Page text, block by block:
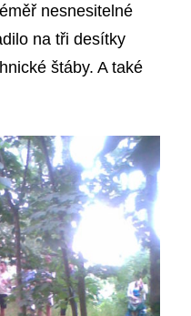
nesnesitelné
na tři desítky
štáby. A také